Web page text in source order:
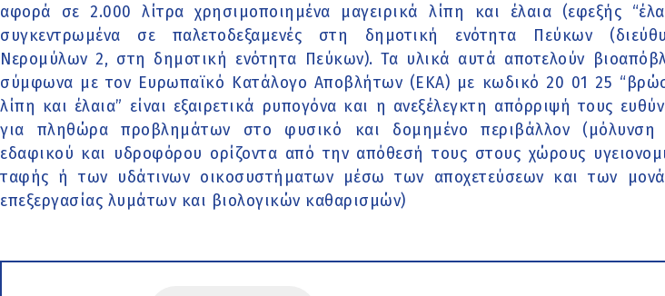
αφορά σε 2.000 λίτρα χρησιμοποιημένα μαγειρικά λίπη και έλαια (εφεξής
συγκεντρωμένα σε παλετοδεξαμενές στη δημοτική ενότητα Πεύκων
Νερομύλων 2, στη δημοτική ενότητα Πεύκων). Τα υλικά αυτά αποτελούν
σύμφωνα με τον Ευρωπαϊκό Κατάλογο Αποβλήτων (ΕΚΑ) με κωδικό 20 01 25
λίπη και έλαια” είναι εξαιρετικά ρυπογόνα και η ανεξέλεγκτη απόρριψή τους
για πληθώρα προβλημάτων στο φυσικό και δομημένο περιβάλλον (μόλυνση
εδαφικού και υδροφόρου ορίζοντα από την απόθεσή τους στους χώρους
ταφής ή των υδάτινων οικοσυστήματων μέσω των αποχετεύσεων και των
επεξεργασίας λυμάτων και βιολογικών καθαρισμών)